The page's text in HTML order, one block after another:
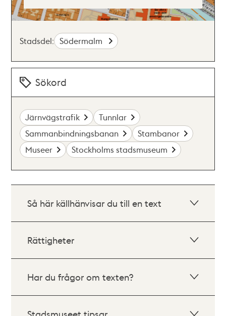
Stadsdel: Södermalm
Sökord
Järnvägstrafik
Tunnlar
Sammanbindningsbanan
Stambanor
Museer
Stockholms stadsmuseum
Så här källhänvisar du till en text
Rättigheter
Har du frågor om texten?